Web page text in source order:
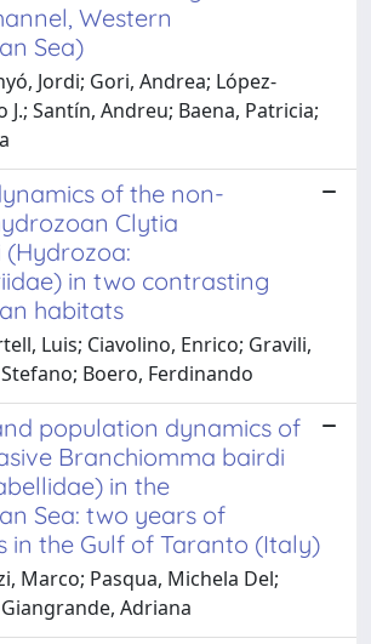
Western
Sea)
Jordi; Gori, Andrea; López-
J.; Santín, Andreu; Baena, Patricia;
of the non-
Clytia
(Hydrozoa:
in two contrasting
habitats
Luis; Ciavolino, Enrico; Gravili,
Boero, Ferdinando
population dynamics of
Branchiomma bairdi
in the
Sea: two years of
in the Gulf of Taranto (Italy)
Marco; Pasqua, Michela Del;
Adriana